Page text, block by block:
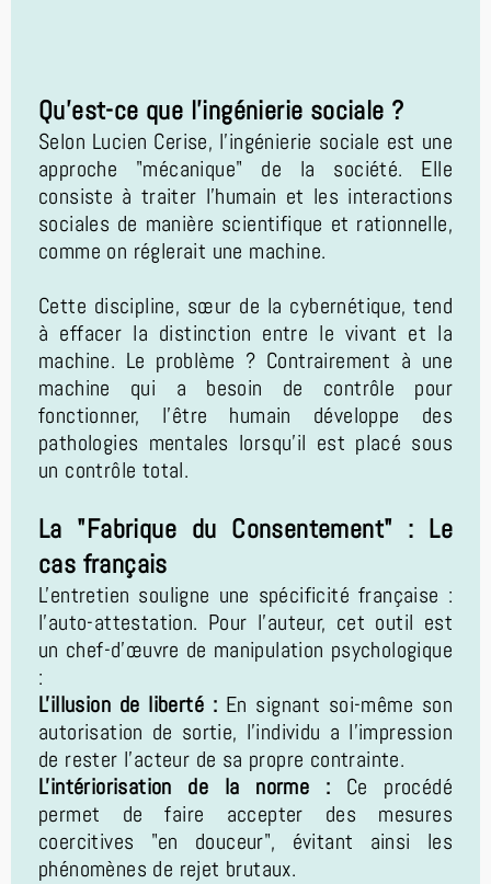
Qu'est-ce que l'ingénierie sociale ?
Selon Lucien Cerise, l'ingénierie sociale est une
approche "mécanique" de la société. Elle
consiste à traiter l'humain et les interactions
sociales de manière scientifique et rationnelle,
comme on réglerait une machine.
Cette discipline, sœur de la cybernétique, tend
à effacer la distinction entre le vivant et la
machine. Le problème ? Contrairement à une
machine qui a besoin de contrôle pour
fonctionner, l'être humain développe des
pathologies mentales lorsqu'il est placé sous
un contrôle total.
La "Fabrique du Consentement" : Le
cas français
L'entretien souligne une spécificité française :
l'auto-attestation. Pour l'auteur, cet outil est
un chef-d'œuvre de manipulation psychologique
:
L'illusion de liberté : En signant soi-même son
autorisation de sortie, l'individu a l'impression
de rester l'acteur de sa propre contrainte.
L'intériorisation de la norme : Ce procédé
permet de faire accepter des mesures
coercitives "en douceur", évitant ainsi les
phénomènes de rejet brutaux.